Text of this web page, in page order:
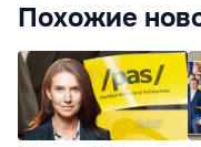
Похожие